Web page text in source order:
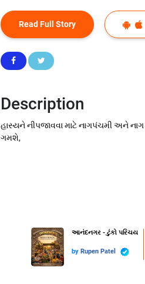
Read Full Story
Description
હાસ્યને નીપજાવવા માટે નાગપંચમી અને
ગમશે,
આનંદનગર - ટુંકો પરિચય
by Rupen Patel